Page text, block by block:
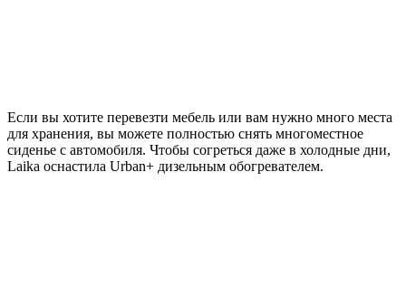
Если вы хотите перевезти мебель или вам нужно много места
для хранения, вы можете полностью снять многоместное
сиденье с автомобиля. Чтобы согреться даже в холодные дни,
Laika оснастила Urban+ дизельным обогревателем.